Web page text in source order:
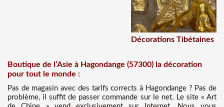
Décorations Tibétaines
Boutique de l’Asie à Hagondange (57300) la décoration
pour tout le monde :
Pas de magasin avec des tarifs corrects à Hagondange ? Pas de
problème, il suffit de passer commande sur le net. Le site « Art